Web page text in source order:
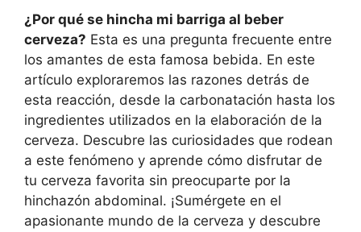
¿Por qué se hincha mi barriga al beber
cerveza? Esta es una pregunta frecuente entre
los amantes de esta famosa bebida. En este
artículo exploraremos las razones detrás de
esta reacción, desde la carbonatación hasta los
ingredientes utilizados en la elaboración de la
cerveza. Descubre las curiosidades que rodean
a este fenómeno y aprende cómo disfrutar de
tu cerveza favorita sin preocuparte por la
hinchazón abdominal. ¡Sumérgete en el
apasionante mundo de la cerveza y descubre